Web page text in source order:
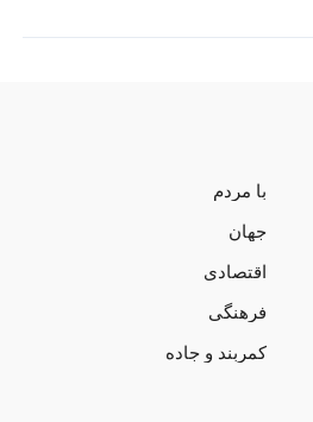
با مردم
جهان
اقتصادی
فرهنگی
کمربند و جاده